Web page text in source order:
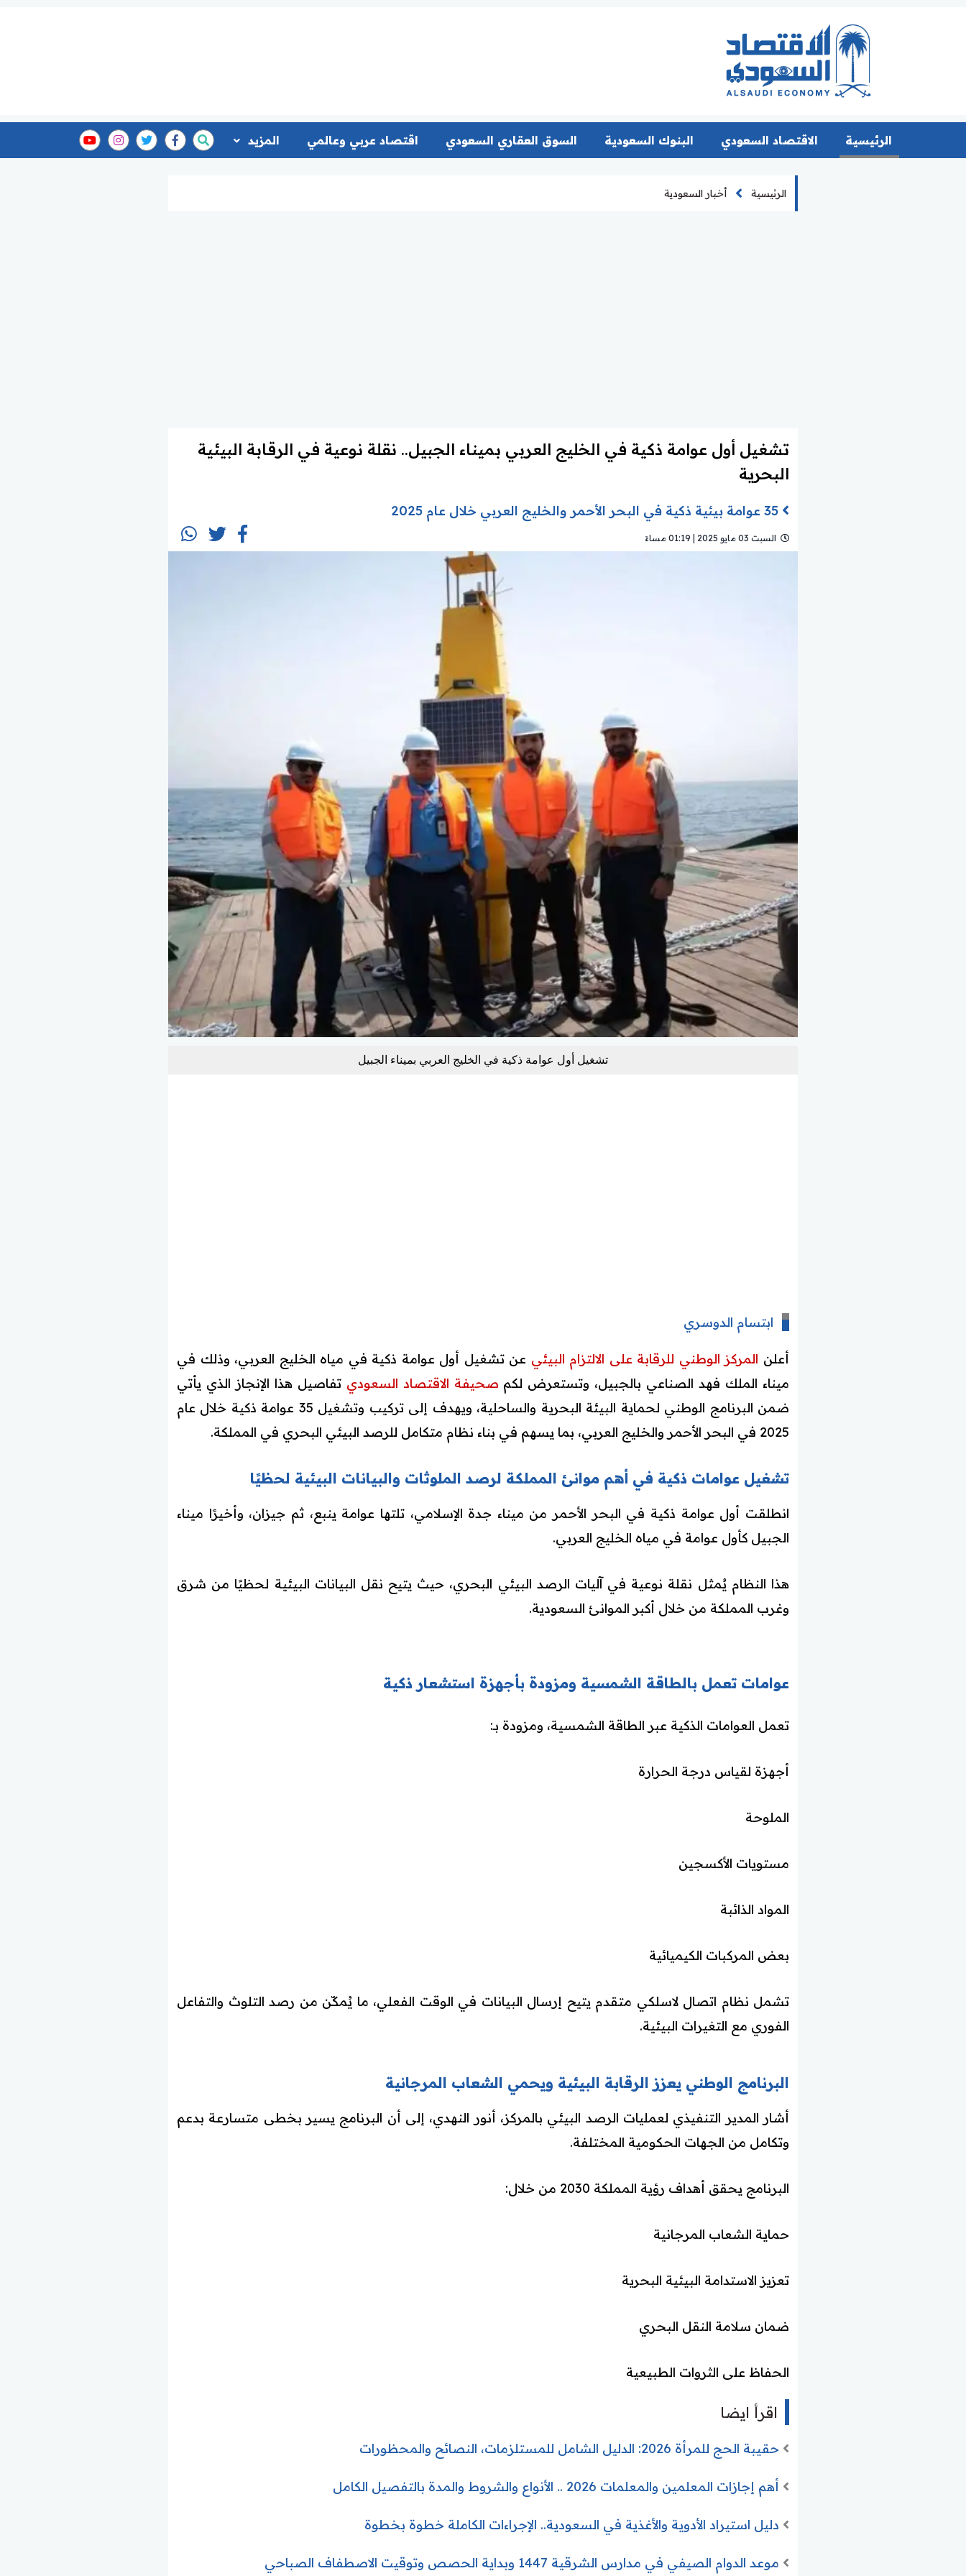
الرئيسية الاقتصاد السعودي البنوك السعودية السوق العقاري السعودي اقتصاد عربي وعالمي المزيد
الرئيسية أخبار السعودية
تشغيل أول عوامة ذكية في الخليج العربي بميناء الجبيل.. نقلة نوعية في الرقابة البيئية
البحرية
35 عوامة بيئية ذكية في البحر الأحمر والخليج العربي خلال عام 2025
السبت 03 مايو 2025 | 01:19 مساءً
تشغيل أول عوامة ذكية في الخليج العربي بميناء الجبيل
ابتسام الدوسري
أعلن المركز الوطني للرقابة على الالتزام البيئي عن تشغيل أول عوامة ذكية في مياه الخليج العربي، وذلك في
ميناء الملك فهد الصناعي بالجبيل، وتستعرض لكم صحيفة الاقتصاد السعودي تفاصيل هذا الإنجاز الذي يأتي
ضمن البرنامج الوطني لحماية البيئة البحرية والساحلية، ويهدف إلى تركيب وتشغيل 35 عوامة ذكية خلال عام
2025 في البحر الأحمر والخليج العربي، بما يسهم في بناء نظام متكامل للرصد البيئي البحري في المملكة.
تشغيل عوامات ذكية في أهم موانئ المملكة لرصد الملوثات والبيانات البيئية لحظيًا
انطلقت أول عوامة ذكية في البحر الأحمر من ميناء جدة الإسلامي، تلتها عوامة ينبع، ثم جيزان، وأخيرًا ميناء
الجبيل كأول عوامة في مياه الخليج العربي.
هذا النظام يُمثل نقلة نوعية في آليات الرصد البيئي البحري، حيث يتيح نقل البيانات البيئية لحظيًا من شرق
وغرب المملكة من خلال أكبر الموانئ السعودية.
عوامات تعمل بالطاقة الشمسية ومزودة بأجهزة استشعار ذكية
تعمل العوامات الذكية عبر الطاقة الشمسية، ومزودة بـ:
أجهزة لقياس درجة الحرارة
الملوحة
مستويات الأكسجين
المواد الذائبة
بعض المركبات الكيميائية
تشمل نظام اتصال لاسلكي متقدم يتيح إرسال البيانات في الوقت الفعلي، ما يُمكّن من رصد التلوث والتفاعل
الفوري مع التغيرات البيئية.
البرنامج الوطني يعزز الرقابة البيئية ويحمي الشعاب المرجانية
أشار المدير التنفيذي لعمليات الرصد البيئي بالمركز، أنور النهدي، إلى أن البرنامج يسير بخطى متسارعة بدعم
وتكامل من الجهات الحكومية المختلفة.
البرنامج يحقق أهداف رؤية المملكة 2030 من خلال:
حماية الشعاب المرجانية
تعزيز الاستدامة البيئية البحرية
ضمان سلامة النقل البحري
الحفاظ على الثروات الطبيعية
اقرأ ايضا
حقيبة الحج للمرأة 2026: الدليل الشامل للمستلزمات، النصائح والمحظورات
أهم إجازات المعلمين والمعلمات 2026 .. الأنواع والشروط والمدة بالتفصيل الكامل
دليل استيراد الأدوية والأغذية في السعودية.. الإجراءات الكاملة خطوة بخطوة
موعد الدوام الصيفي في مدارس الشرقية 1447 وبداية الحصص وتوقيت الاصطفاف الصباحي